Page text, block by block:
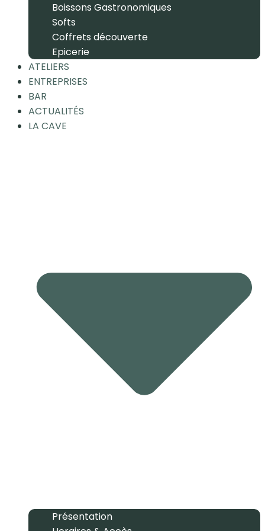
Boissons Gastronomiques
Softs
Coffrets découverte
Epicerie
ATELIERS
ENTREPRISES
BAR
ACTUALITÉS
LA CAVE
Présentation